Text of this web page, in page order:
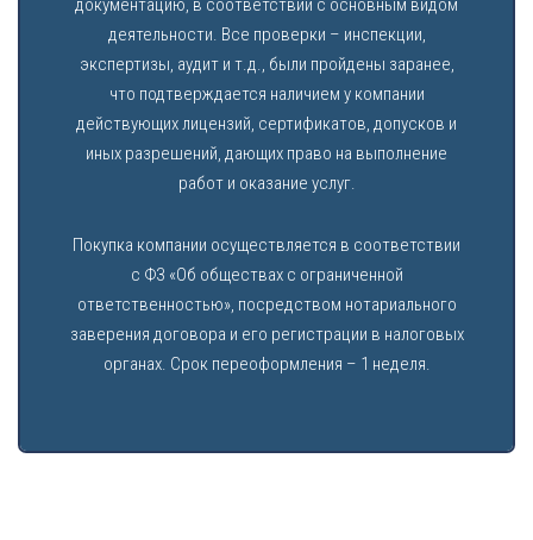
документацию, в соответствии с основным видом
деятельности. Все проверки – инспекции,
экспертизы, аудит и т.д., были пройдены заранее,
что подтверждается наличием у компании
действующих лицензий, сертификатов, допусков и
иных разрешений, дающих право на выполнение
работ и оказание услуг.
Покупка компании осуществляется в соответствии
с ФЗ «Об обществах с ограниченной
ответственностью», посредством нотариального
заверения договора и его регистрации в налоговых
органах. Срок переоформления – 1 неделя.